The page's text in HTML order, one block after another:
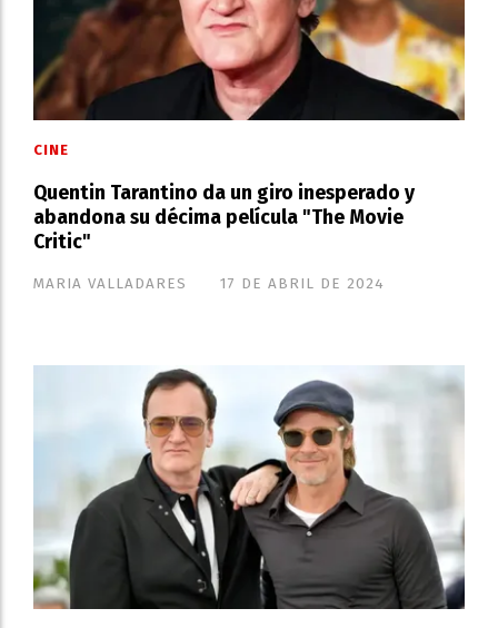
Quentin Tarantino da un giro inesperado y
abandona su décima película "The Movie
Critic"
MARIA VALLADARES
CINE
17 DE ABRIL DE 2024